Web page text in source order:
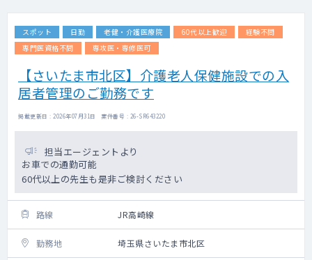
スポット 日勤 老健・介護医療院 60代以上歓迎
経験不問
専門医資格不問
専攻医・専修医可
【さいたま市北区】介護老人保健施設での入
居者管理のご勤務です
掲載更新日 : 2026年07月31日 案件番号 : 26-SR643220
担当エージェントより
お車での通勤可能
60代以上の先生も是非ご検討ください
路線 JR高崎線
勤務地 埼玉県さいたま市北区